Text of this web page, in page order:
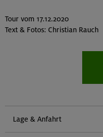
Tour vom 17.12.2020
Text & Fotos: Christian Rauch
Lage & Anfahrt